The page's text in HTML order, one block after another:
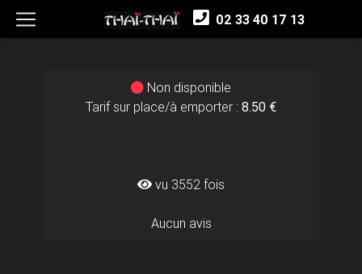
02 33 40 17 13
Non disponible
Tarif sur place/à emporter : 8.50 €
vu 3552 fois
Aucun avis